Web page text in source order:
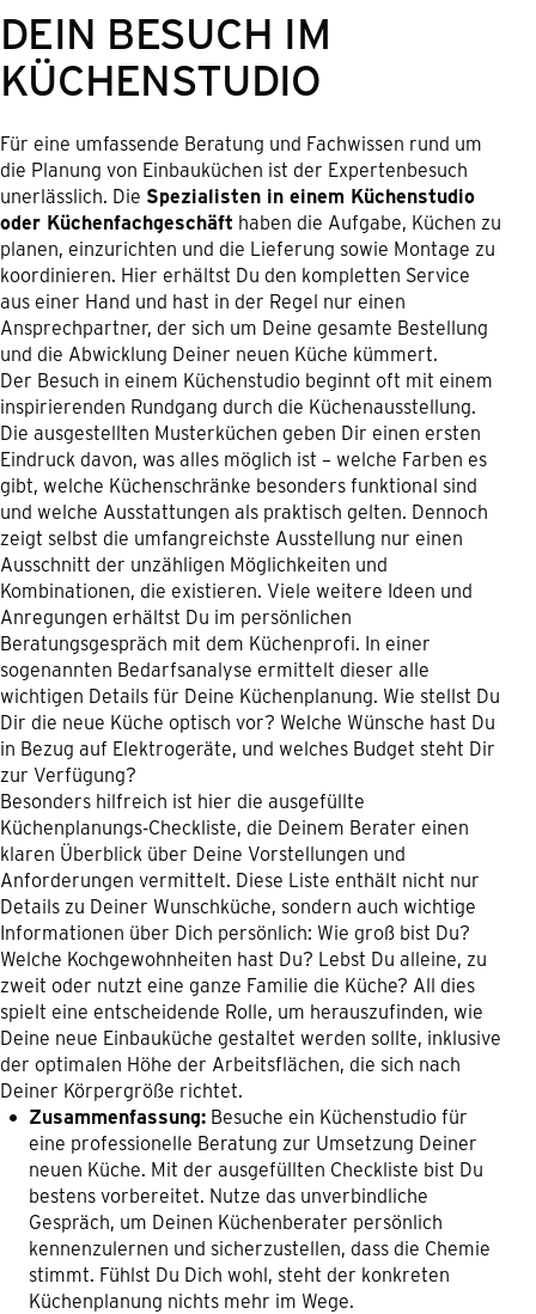
DEIN BESUCH IM
KÜCHENSTUDIO
Für eine umfassende Beratung und Fachwissen rund um
die Planung von Einbauküchen ist der Expertenbesuch
unerlässlich. Die Spezialisten in einem Küchenstudio
oder Küchenfachgeschäft haben die Aufgabe, Küchen zu
planen, einzurichten und die Lieferung sowie Montage zu
koordinieren. Hier erhältst Du den kompletten Service
aus einer Hand und hast in der Regel nur einen
Ansprechpartner, der sich um Deine gesamte Bestellung
und die Abwicklung Deiner neuen Küche kümmert.
Der Besuch in einem Küchenstudio beginnt oft mit einem
inspirierenden Rundgang durch die Küchenausstellung.
Die ausgestellten Musterküchen geben Dir einen ersten
Eindruck davon, was alles möglich ist – welche Farben es
gibt, welche Küchenschränke besonders funktional sind
und welche Ausstattungen als praktisch gelten. Dennoch
zeigt selbst die umfangreichste Ausstellung nur einen
Ausschnitt der unzähligen Möglichkeiten und
Kombinationen, die existieren. Viele weitere Ideen und
Anregungen erhältst Du im persönlichen
Beratungsgespräch mit dem Küchenprofi. In einer
sogenannten Bedarfsanalyse ermittelt dieser alle
wichtigen Details für Deine Küchenplanung. Wie stellst Du
Dir die neue Küche optisch vor? Welche Wünsche hast Du
in Bezug auf Elektrogeräte, und welches Budget steht Dir
zur Verfügung?
Besonders hilfreich ist hier die ausgefüllte
Küchenplanungs-Checkliste, die Deinem Berater einen
klaren Überblick über Deine Vorstellungen und
Anforderungen vermittelt. Diese Liste enthält nicht nur
Details zu Deiner Wunschküche, sondern auch wichtige
Informationen über Dich persönlich: Wie groß bist Du?
Welche Kochgewohnheiten hast Du? Lebst Du alleine, zu
zweit oder nutzt eine ganze Familie die Küche? All dies
spielt eine entscheidende Rolle, um herauszufinden, wie
Deine neue Einbauküche gestaltet werden sollte, inklusive
der optimalen Höhe der Arbeitsflächen, die sich nach
Deiner Körpergröße richtet.
Zusammenfassung: Besuche ein Küchenstudio für
eine professionelle Beratung zur Umsetzung Deiner
neuen Küche. Mit der ausgefüllten Checkliste bist Du
bestens vorbereitet. Nutze das unverbindliche
Gespräch, um Deinen Küchenberater persönlich
kennenzulernen und sicherzustellen, dass die Chemie
stimmt. Fühlst Du Dich wohl, steht der konkreten
Küchenplanung nichts mehr im Wege.